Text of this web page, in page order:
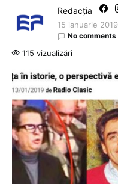
Redacția
15 ianuarie 2019
No comments
115 vizualizări